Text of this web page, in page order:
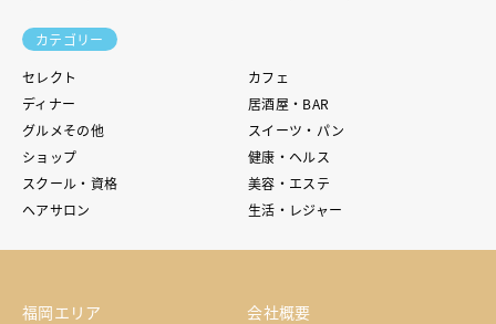
カテゴリー
セレクト
カフェ
ディナー
居酒屋・BAR
グルメその他
スイーツ・パン
ショップ
健康・ヘルス
スクール・資格
美容・エステ
ヘアサロン
生活・レジャー
福岡エリア
会社概要